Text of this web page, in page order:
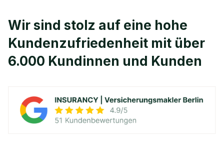
Wir sind stolz auf eine hohe
Kunden­zufriedenheit mit über
6.000 Kundinnen und Kunden